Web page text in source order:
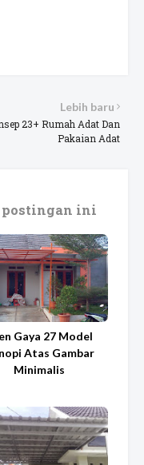
Lebih baru
23+ Rumah Adat Dan
Pakaian Adat
ini
Gaya 27 Model
Atas Gambar
Minimalis